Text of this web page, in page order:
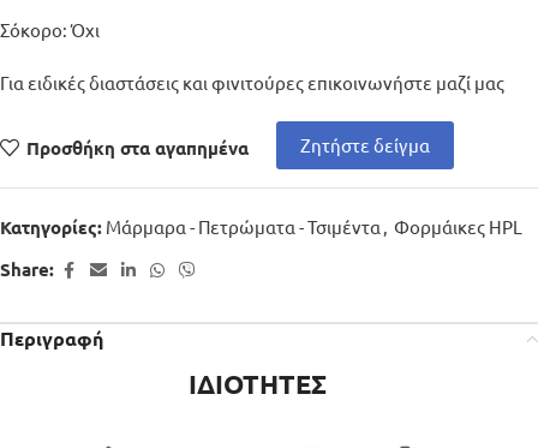
Σόκορο: Όχι
Για ειδικές διαστάσεις και φινιτούρες επικοινωνήστε μαζί μας
Προσθήκη στα αγαπημένα Ζητήστε δείγμα
Κατηγορίες: Μάρμαρα - Πετρώματα - Τσιμέντα , Φορμάικες HPL
Share:
Περιγραφή
ΙΔΙΟΤΗΤΕΣ